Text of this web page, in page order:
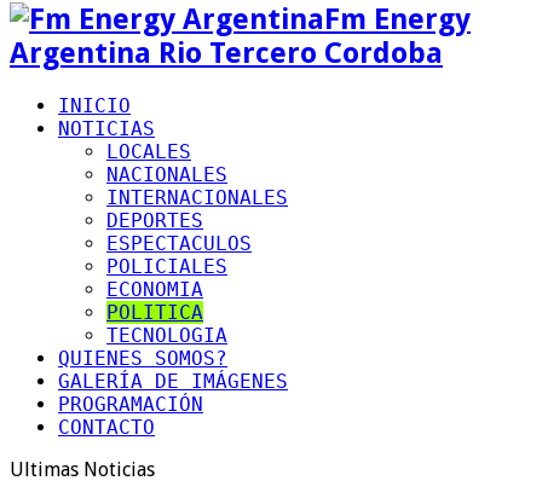
Fm Energy
Argentina Rio Tercero Cordoba
INICIO
NOTICIAS
LOCALES
NACIONALES
INTERNACIONALES
DEPORTES
ESPECTACULOS
POLICIALES
ECONOMIA
POLITICA
TECNOLOGIA
QUIENES SOMOS?
GALERÍA DE IMÁGENES
PROGRAMACIÓN
CONTACTO
Ultimas Noticias